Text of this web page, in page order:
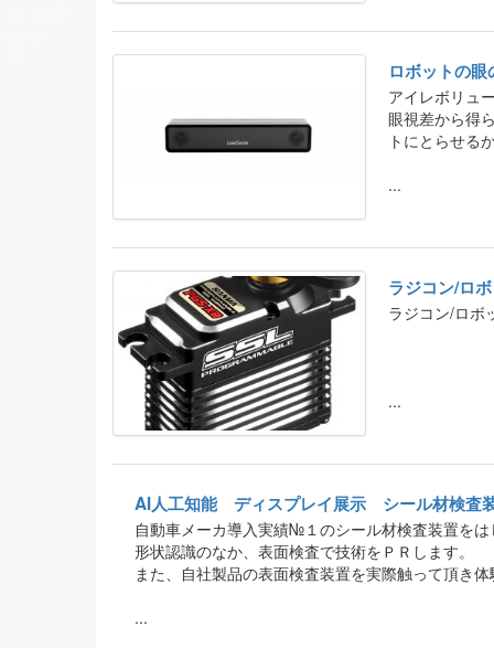
ロボットの
アイレボリュ
眼視差から得
トにとらせる
カメラモジュ
...
ラジコン/ロ
ラジコン/ロボ
...
AI人工知能 ディスプレイ展示 シール材検査
自動車メーカ導入実績№１のシール材検査装置を
形状認識のなか、表面検査で技術をＰＲします。
また、自社製品の表面検査装置を実際触って頂き
...